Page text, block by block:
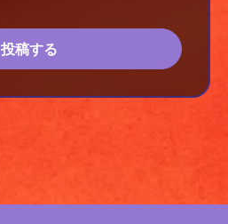
投稿する